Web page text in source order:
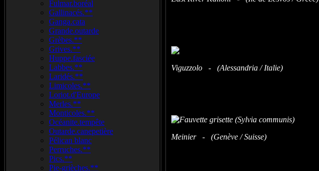
Fulmar.boréal
Gallinacés.**
Ganga.cata
Grande.outarde
Grèbes.**
Grives.**
Huppe.fasciée
Labbes.**
Laridés.**
Limicoles.**
Loriot.d'Europe
Merles.**
Monticoles.**
Océanite.tempête
Outarde.canepetière
Pélican blanc
Perruches.**
Pics.**
Pie-grièches.**
Viguzzolo - (Alessandria / Italie)
Meinier - (Genève / Suisse)